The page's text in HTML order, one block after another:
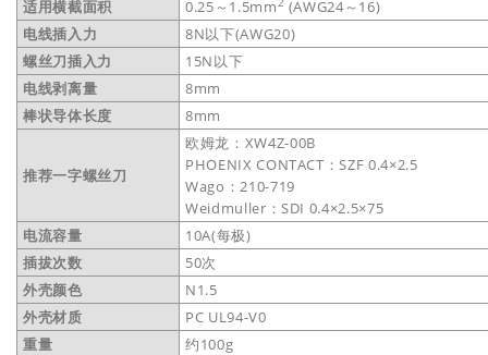
适用横截面积
0.25～1.5mm2 (AWG24～16)
电线插入力
8N以下(AWG20)
螺丝刀插入力
15N以下
电线剥离量
8mm
棒状导体长度
8mm
推荐一字螺丝刀
欧姆龙：XW4Z-00B
PHOENIX CONTACT：SZF 0.4×2.5
Wago：210-719
Weidmuller：SDI 0.4×2.5×75
电流容量
10A(每极)
插拔次数
50次
外壳颜色
N1.5
外壳材质
PC UL94-V0
重量
约100g